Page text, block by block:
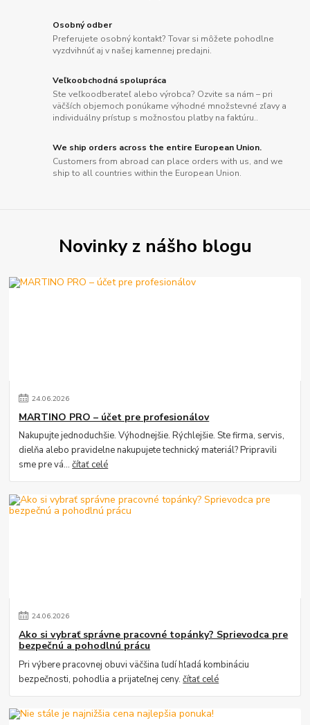
Osobný odber
Preferujete osobný kontakt? Tovar si môžete pohodlne
vyzdvihnúť aj v našej kamennej predajni.
Veľkoobchodná spolupráca
Ste veľkoodberateľ alebo výrobca? Ozvite sa nám – pri
väčších objemoch ponúkame výhodné množstevné zľavy a
individuálny prístup s možnosťou platby na faktúru..
We ship orders across the entire European Union.
Customers from abroad can place orders with us, and we
ship to all countries within the European Union.
Novinky z nášho blogu
24.06.2026
MARTINO PRO – účet pre profesionálov
Nakupujte jednoduchšie. Výhodnejšie. Rýchlejšie. Ste firma, servis,
dielňa alebo pravidelne nakupujete technický materiál? Pripravili
sme pre vá...čítať celé
24.06.2026
Ako si vybrať správne pracovné topánky? Sprievodca pre
bezpečnú a pohodlnú prácu
Pri výbere pracovnej obuvi väčšina ľudí hľadá kombináciu
bezpečnosti, pohodlia a prijateľnej ceny.čítať celé